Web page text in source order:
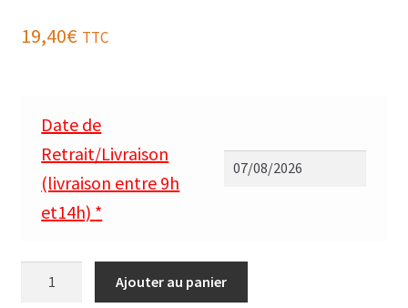
19,40€ TTC
Date de
Retrait/Livraison
(livraison entre 9h
et14h) *
Ajouter au panier